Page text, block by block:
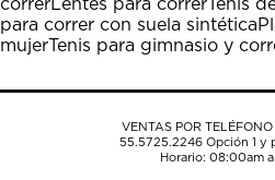
abrirá
el
formulario
envío.
abrirá
el
formulario
envío.
abrirá
el
formulario
envío.
abrirá
el
formulario
envío.
abrirá
el
formulario
envío.
correrLentes para correrTenis
para correr con suela sintética
mujerTenis para gimnasio y
VENTAS POR
55.5725.2246Opción 1 y
Horario: 08:00am